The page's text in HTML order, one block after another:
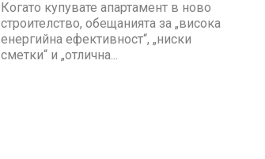
Когато купувате апартамент в ново
строителство, обещанията за „висока
енергийна ефективност“, „ниски
сметки“ и „отлична...